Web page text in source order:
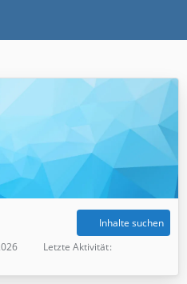
Inhalte suchen
Letzte Aktivität